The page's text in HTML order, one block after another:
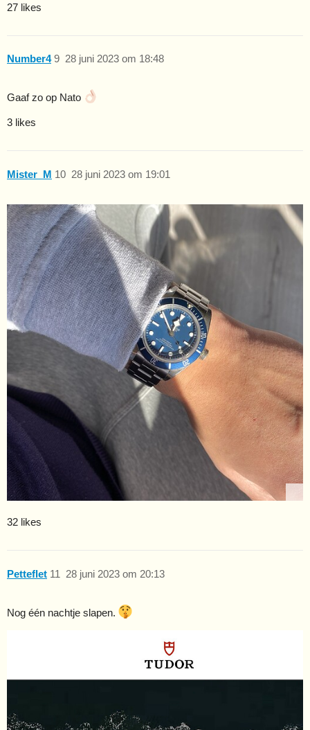
27 likes
Number4 28 juni 2023 om 18:48
9
Gaaf zo op Nato
3 likes
Mister_M 28 juni 2023 om 19:01
10
32 likes
Petteflet 28 juni 2023 om 20:13
11
Nog één nachtje slapen.